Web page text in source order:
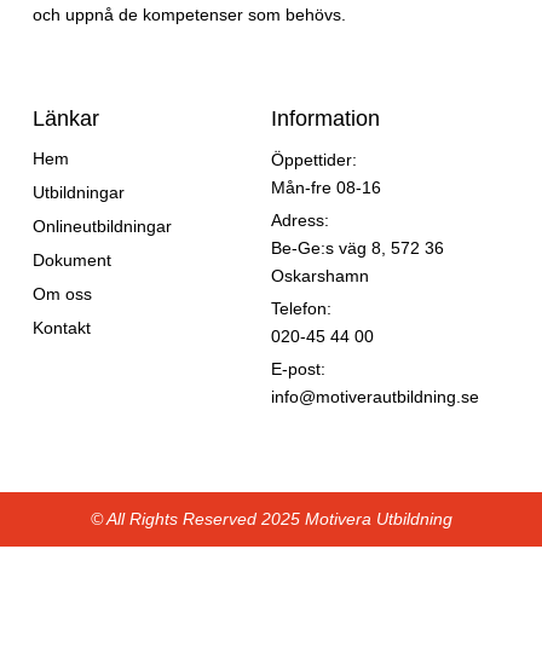
och uppnå de kompetenser som behövs.
Länkar
Hem
Utbildningar
Onlineutbildningar
Dokument
Om oss
Kontakt
Information
Öppettider:
Mån-fre 08-16
Adress:
Be-Ge:s väg 8, 572 36
Oskarshamn
Telefon:
020-45 44 00
E-post:
info@motiverautbildning.se
© All Rights Reserved 2025 Motivera Utbildning